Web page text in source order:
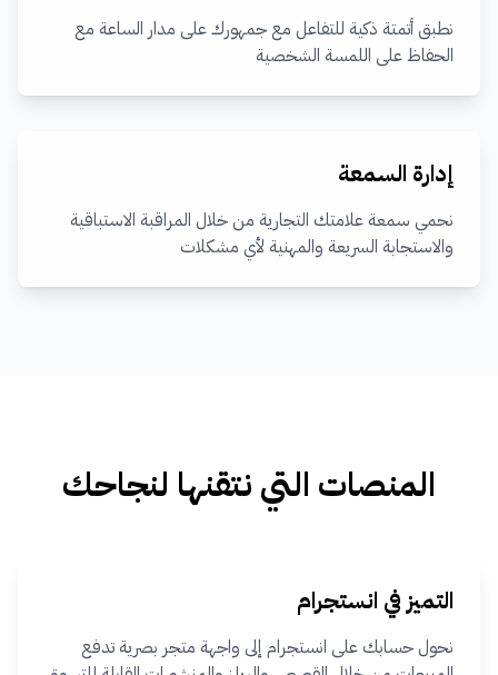
نطبق أتمتة ذكية للتفاعل مع جمهورك على مدار الساعة مع
الحفاظ على اللمسة الشخصية
إدارة السمعة
نحمي سمعة علامتك التجارية من خلال المراقبة الاستباقية
والاستجابة السريعة والمهنية لأي مشكلات
المنصات التي نتقنها لنجاحك
التميز في انستجرام
نحول حسابك على انستجرام إلى واجهة متجر بصرية تدفع